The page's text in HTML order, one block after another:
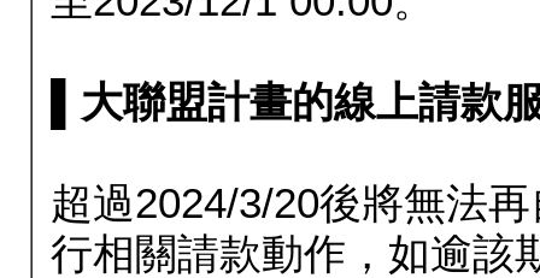
▌大聯盟計畫的線上請款
超過2024/3/20後將無法
行相關請款動作，如逾該